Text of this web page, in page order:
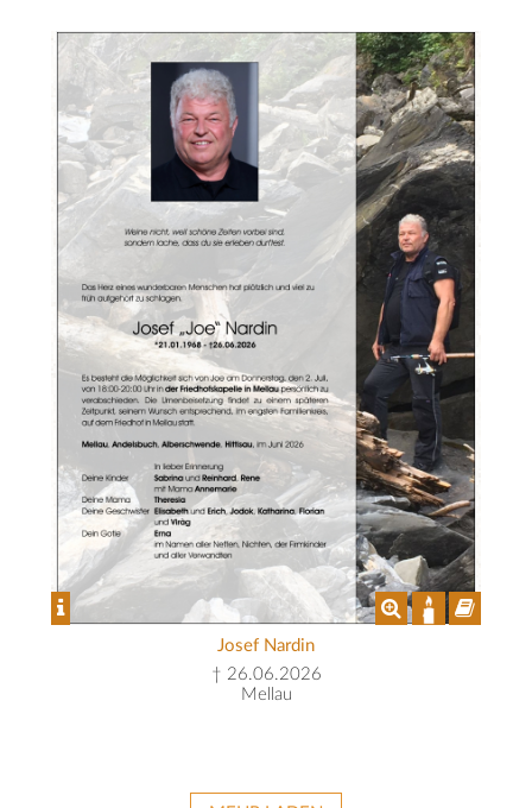
Josef Nardin
† 26.06.2026
Mellau